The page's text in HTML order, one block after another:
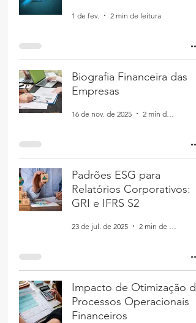
1 de fev. 2 min de leitura
Biografia Financeira das
Empresas
16 de nov. de 2025
Padrões ESG para
Relatórios Corporativos:
GRI e IFRS S2
23 de jul. de 2025
Impacto de Otimização de
Processos Operacionais
Financeiros